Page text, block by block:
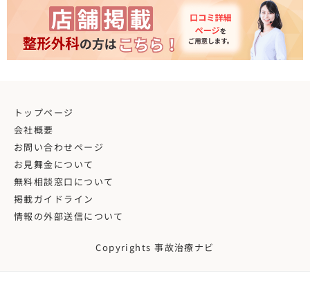
トップページ
会社概要
お問い合わせページ
お見舞金について
無料相談窓口について
掲載ガイドライン
情報の外部送信について
Copyrights 事故治療ナビ